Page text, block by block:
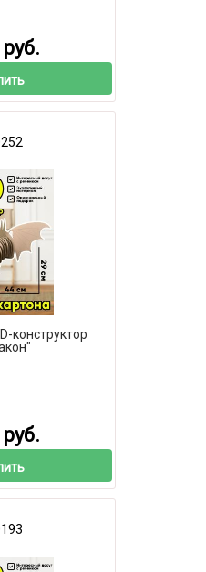
конструктор